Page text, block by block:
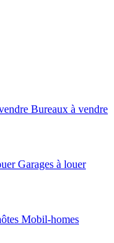
Bureaux à vendre
Garages à louer
Mobil-homes